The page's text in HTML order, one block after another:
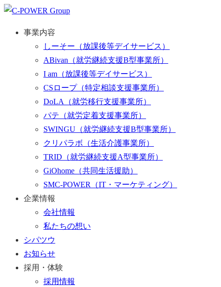
事業内容
しーそー （放課後等デイサービス）
ABivan （就労継続支援B型事業所）
I am （放課後等デイサービス）
CSロープ（特定相談支援事業所）
DoLA
（就労移行支援事業所）
パテ （就労定着支援事業所）
SWINGU （就労継続支援B型事業所）
クリパラボ （生活介護事業所）
TRID （就労継続支援A型事業所）
GiOhome （共同生活援助）
SMC-POWER
（IT・マーケティング）
企業情報
会社情報
私たちの想い
シパツウ
お知らせ
採用・体験
採用情報